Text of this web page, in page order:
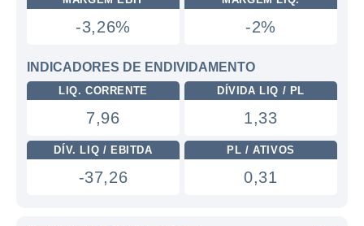
-3,26% -2%
INDICADORES DE ENDIVIDAMENTO
LIQ. CORRENTE
7,96
DÍVIDA LIQ / PL
1,33
DÍV. LIQ / EBITDA
-37,26
PL / ATIVOS
0,31